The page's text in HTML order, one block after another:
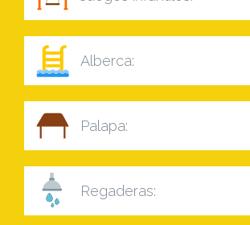
Alberca:
Palapa:
Regaderas: